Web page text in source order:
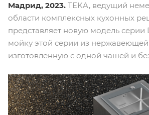
Мадрид, 2023. TEKA, ведущий
области комплексных кухонных
представляет новую модель
мойку этой серии из нержавеющей
изготовленную с одной чашей и